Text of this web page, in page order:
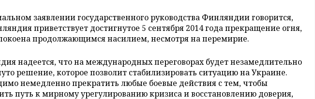
заявлении государственного руководства Финляндии говорится,
приветствует достигнутое 5 сентября 2014 года прекращение огня,
продолжающимся насилием, несмотря на перемирие.
надеется, что на международных переговорах будет незамедлительно
решение, которое позволит стабилизировать ситуацию на Украине.
немедленно прекратить любые боевые действия с тем, чтобы
путь к мирному урегулированию кризиса и восстановлению доверия,